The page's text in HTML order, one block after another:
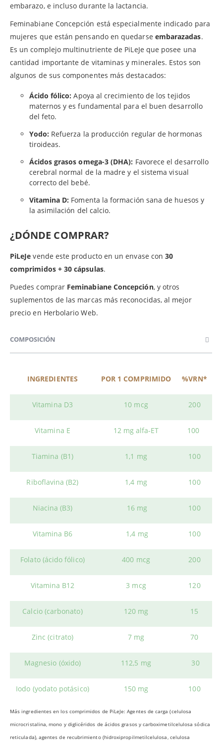
embarazo, e incluso durante la lactancia.
Feminabiane Concepción está especialmente indicado para
mujeres que están pensando en quedarse embarazadas.
Es un complejo multinutriente de PiLeJe que posee una
cantidad importante de vitaminas y minerales. Estos son
algunos de sus componentes más destacados:
Ácido fólico: Apoya al crecimiento de los tejidos
maternos y es fundamental para el buen desarrollo
del feto.
Yodo: Refuerza la producción regular de hormonas
tiroideas.
Ácidos grasos omega-3 (DHA): Favorece el desarrollo
cerebral normal de la madre y el sistema visual
correcto del bebé.
Vitamina D: Fomenta la formación sana de huesos y
la asimilación del calcio.
¿DÓNDE COMPRAR?
PiLeJe vende este producto en un envase con30
comprimidos + 30 cápsulas.
Puedes comprar Feminabiane Concepción, y otros
suplementos de las marcas más reconocidas, al mejor
precio en Herbolario Web.
COMPOSICIÓN
INGREDIENTES POR 1 COMPRIMIDO %VRN*
Vitamina D3 10 mcg 200
Vitamina E 12 mg alfa-ET 100
Tiamina (B1) 1,1 mg 100
Riboflavina (B2) 1,4 mg 100
Niacina (B3) 16 mg 100
Vitamina B6 1,4 mg 100
Folato (ácido fólico) 400 mcg 200
Vitamina B12 3 mcg 120
Calcio (carbonato) 120 mg 15
Zinc (citrato) 7 mg 70
Magnesio (óxido) 112,5 mg 30
Iodo (yodato potásico) 150 mg 100
Más ingredientes en los comprimidos de PiLeJe: Agentes de carga (celulosa
microcristalina, mono y diglicéridos de ácidos grasos y carboximetilcelulosa sódica
reticulada), agentes de recubrimiento (hidroxipropilmetilcelulosa, celulosa